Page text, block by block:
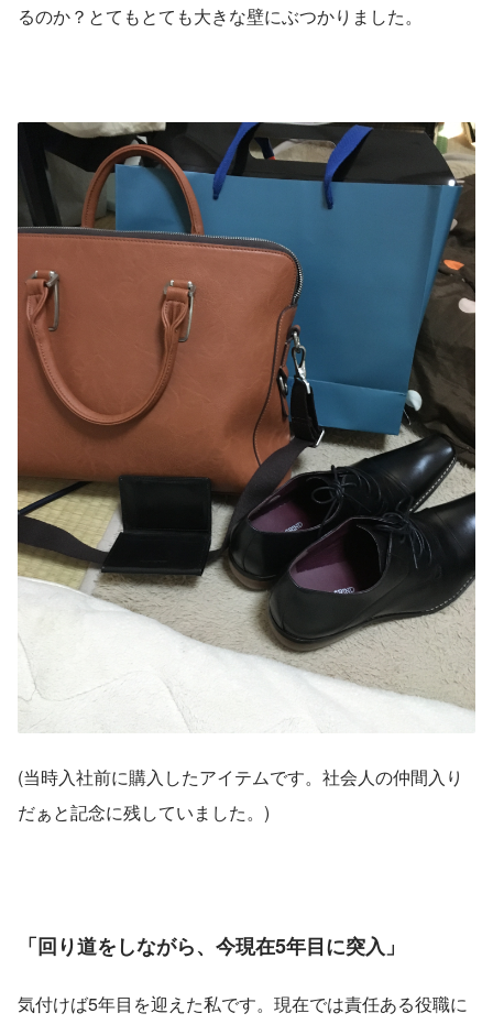
るのか？とてもとても大きな壁にぶつかりました。
(当時入社前に購入したアイテムです。社会人の仲間入り
だぁと記念に残していました。)
「回り道をしながら、今現在5年目に突入」
気付けば5年目を迎えた私です。現在では責任ある役職に